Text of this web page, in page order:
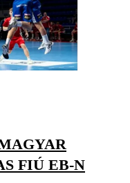
FIÚ EB-N